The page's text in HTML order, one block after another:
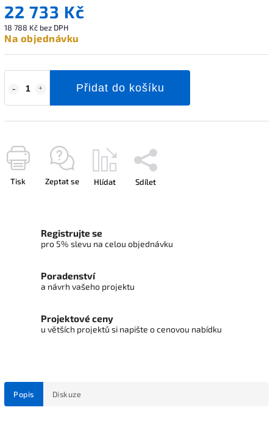
22 733 Kč
18 788 Kč bez DPH
Na objednávku
Přidat do košíku
Tisk Zeptat se Hlídat Sdílet
Registrujte se
pro 5% slevu na celou objednávku
Poradenství
a návrh vašeho projektu
Projektové ceny
u větších projektů si napište o cenovou nabídku
Popis Diskuze